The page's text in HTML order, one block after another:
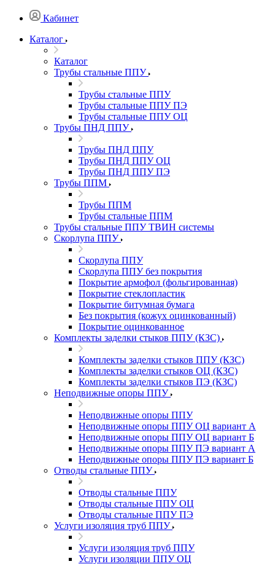
Кабинет
Каталог
Каталог
Трубы стальные ППУ
Трубы стальные ППУ
Трубы стальные ППУ ПЭ
Трубы стальные ППУ ОЦ
Трубы ПНД ППУ
Трубы ПНД ППУ
Трубы ПНД ППУ ОЦ
Трубы ПНД ППУ ПЭ
Трубы ППМ
Трубы ППМ
Трубы стальные ППМ
Трубы стальные ППУ ТВИН системы
Скорлупа ППУ
Скорлупа ППУ
Скорлупа ППУ без покрытия
Покрытие армофол (фольгированная)
Покрытие стеклопластик
Покрытие битумная бумага
Без покрытия (кожух оцинкованный)
Покрытие оцинкованное
Комплекты заделки стыков ППУ (КЗС)
Комплекты заделки стыков ППУ (КЗС)
Комплекты заделки стыков ОЦ (КЗС)
Комплекты заделки стыков ПЭ (КЗС)
Неподвижные опоры ППУ
Неподвижные опоры ППУ
Неподвижные опоры ППУ ОЦ вариант А
Неподвижные опоры ППУ ОЦ вариант Б
Неподвижные опоры ППУ ПЭ вариант А
Неподвижные опоры ППУ ПЭ вариант Б
Отводы стальные ППУ
Отводы стальные ППУ
Отводы стальные ППУ ОЦ
Отводы стальные ППУ ПЭ
Услуги изоляция труб ППУ
Услуги изоляция труб ППУ
Услуги изоляции ППУ ОЦ